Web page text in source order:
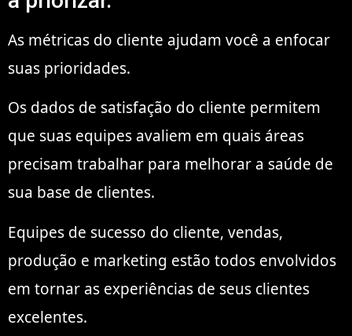
As métricas do cliente ajudam você a enfocar
suas prioridades.
Os dados de satisfação do cliente permitem
que suas equipes avaliem em quais áreas
precisam trabalhar para melhorar a saúde de
sua base de clientes.
Equipes de sucesso do cliente, vendas,
produção e marketing estão todos envolvidos
em tornar as experiências de seus clientes
excelentes.